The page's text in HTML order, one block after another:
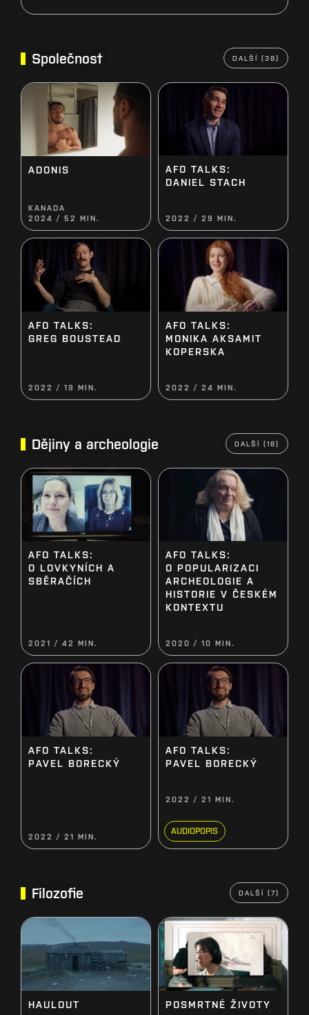
Společnost DALŠÍ (38)
ADONIS
KANADA
2024 / 52 MIN.
AFO TALKS:
DANIEL STACH
2022 / 29 MIN.
AFO TALKS:
GREG BOUSTEAD
2022 / 19 MIN.
AFO TALKS:
MONIKA AKSAMIT
KOPERSKA
2022 / 24 MIN.
Dějiny a archeologie DALŠÍ (18)
AFO TALKS:
O LOVKYNÍCH A
SBĚRAČÍCH
2021 / 42 MIN.
AFO TALKS:
O POPULARIZACI
ARCHEOLOGIE A
HISTORIE V ČESKÉM
KONTEXTU
2020 / 10 MIN.
AFO TALKS:
PAVEL BORECKÝ
2022 / 21 MIN.
AFO TALKS:
PAVEL BORECKÝ
2022 / 21 MIN.
AUDIOPOPIS
Filozofie DALŠÍ (7)
HAULOUT POSMRTNÉ ŽIVOTY